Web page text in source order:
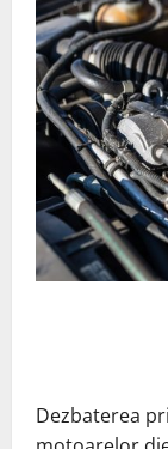
Dezbaterea